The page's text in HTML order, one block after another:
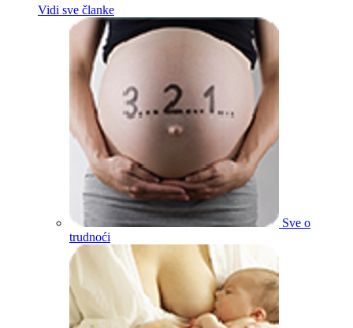
Vidi sve članke
Sve o
trudnoći